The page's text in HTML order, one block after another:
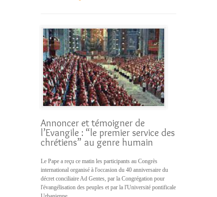
Annoncer et témoigner de
l’Evangile : “le premier service des
chrétiens” au genre humain
Le Pape a reçu ce matin les participants au Congrès
international organisé à l'occasion du 40 anniversaire du
décret conciliaire Ad Gentes, par la Congrégation pour
l'évangélisation des peuples et par la l'Université pontificale